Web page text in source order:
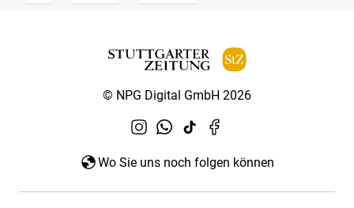
© NPG Digital GmbH 2026
Wo Sie uns noch folgen können